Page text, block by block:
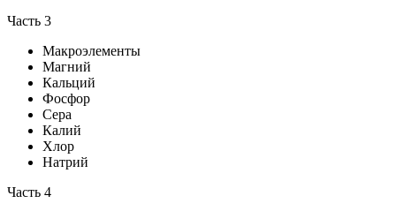
Часть 3
Макроэлементы
Магний
Кальций
Фосфор
Сера
Калий
Хлор
Натрий
Часть 4